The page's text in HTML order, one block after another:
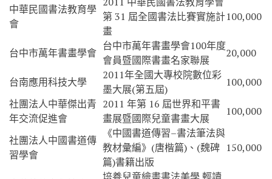
中華民國書法教育學
會
第 31 屆全國書法比賽實施計
畫
100,000
台中市萬年書畫學會
台中市萬年書畫學會100年度
會員暨國際書畫名家聯展
20,000
台南應用科技大學
2011年全國大專校院數位彩
墨大展(第五屆)
100,000
社團法人中華傑出青
年交流促進會
2011 年第 16 屆世界和平書
畫展暨國際兒童書畫大展
100,000
社團法人中國書道傳
習學會
《中國書道傳習–書法筆法與
教材彙編》(唐楷篇)、(魏碑
篇)書籍出版
150,000